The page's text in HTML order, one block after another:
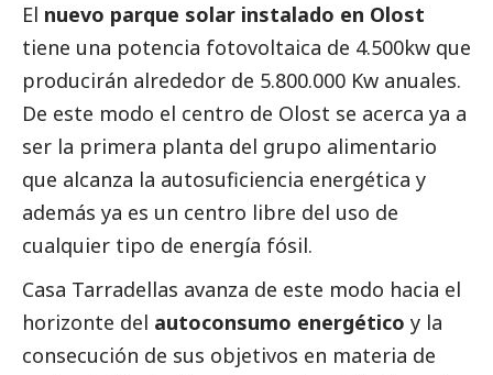
El nuevo parque solar instalado en Olost
tiene una potencia fotovoltaica de 4.500kw que
producirán alrededor de 5.800.000 Kw anuales.
De este modo el centro de Olost se acerca ya a
ser la primera planta del grupo alimentario
que alcanza la autosuficiencia energética y
además ya es un centro libre del uso de
cualquier tipo de energía fósil.
Casa Tarradellas avanza de este modo hacia el
horizonte del autoconsumo energético y la
consecución de sus objetivos en materia de